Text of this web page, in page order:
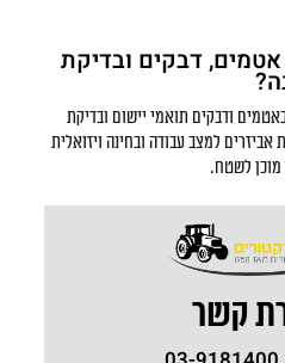
דבקים ובדיקת
ודבקים תואמי יישום ובדיקת
למצב עבודה ובחינה ויזואלית
מוכן לשטח.
קשר